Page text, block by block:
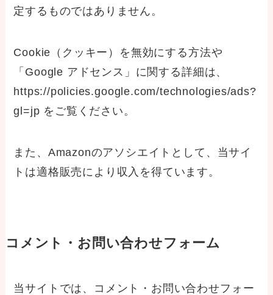
定するものではありません。
Cookie（クッキー）を無効にする方法や
「Google アドセンス」に関する詳細は、
https://policies.google.com/technologies/ads?
gl=jp をご覧ください。
また、Amazonのアソシエイトとして、当サイ
トは適格販売により収入を得ています。
コメント・お問い合わせフォーム
当サイトでは、コメント・お問い合わせフォー